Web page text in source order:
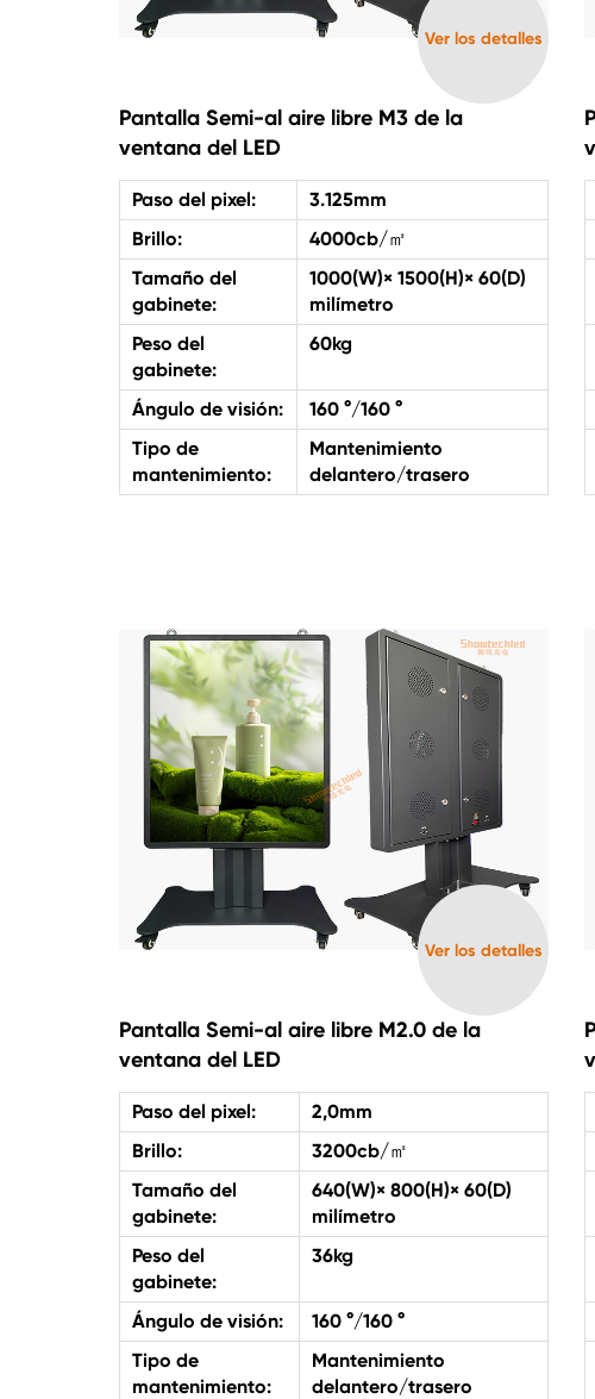
Ver los detalles
Pantalla Semi-al aire libre M3 de la
ventana del LED
Paso del pixel:
3.125mm
Brillo:
4000cb/㎡
Tamaño del
gabinete:
1000(W)× 1500(H)× 60(D)
milímetro
Peso del
gabinete:
60kg
Ángulo de visión:
160 °/160 °
Tipo de
mantenimiento:
Mantenimiento
delantero/trasero
Ver los detalles
Pantalla Semi-al aire libre M2.0 de la
ventana del LED
Paso del pixel:
2,0mm
Brillo:
3200cb/㎡
Tamaño del
gabinete:
640(W)× 800(H)× 60(D)
milímetro
Peso del
gabinete:
36kg
Ángulo de visión:
160 °/160 °
Tipo de
mantenimiento:
Mantenimiento
delantero/trasero